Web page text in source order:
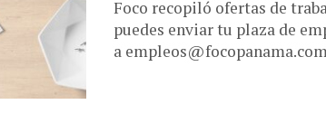
Foco recopiló ofertas de
puedes enviar tu plaza de
a